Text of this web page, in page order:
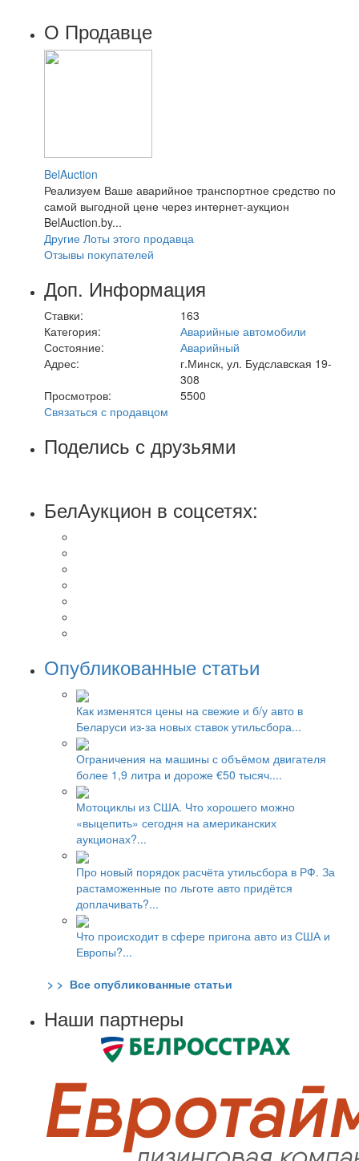
О Продавце
BelAuction
Реализуем Ваше аварийное транспортное средство по
самой выгодной цене через интернет-аукцион
BelAuction.by...
Другие Лоты этого продавца
Отзывы покупателей
Доп. Информация
Ставки:
163
Категория:
Аварийные автомобили
Состояние:
Аварийный
Адрес:
г.Минск, ул. Будславская 19-
308
Просмотров:
5500
Связаться с продавцом
Поделись с друзьями
БелАукцион в соцсетях:
Опубликованные статьи
Как изменятся цены на свежие и б/у авто в
Беларуси из-за новых ставок утильсбора...
Ограничения на машины с объёмом двигателя
более 1,9 литра и дороже €50 тысяч....
Мотоциклы из США. Что хорошего можно
«выцепить» сегодня на американских
аукционах?...
Про новый порядок расчёта утильсбора в РФ. За
растаможенные по льготе авто придётся
доплачивать?...
Что происходит в сфере пригона авто из США и
Европы?...
> > Все опубликованные статьи
Наши партнеры